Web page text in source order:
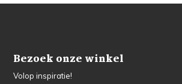
Bezoek onze winkel
Volop inspiratie!